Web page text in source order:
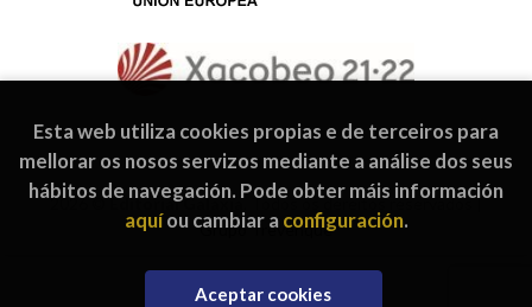
2026 ©Editorial Galaxia . Todos os dereitos reservados |
Grupo Trevenque
Esta web utiliza cookies propias e de terceiros para
mellorar os nosos servizos mediante a análise dos seus
hábitos de navegación. Pode obter máis información
aquíou cambiar a configuración.
Aceptar cookies